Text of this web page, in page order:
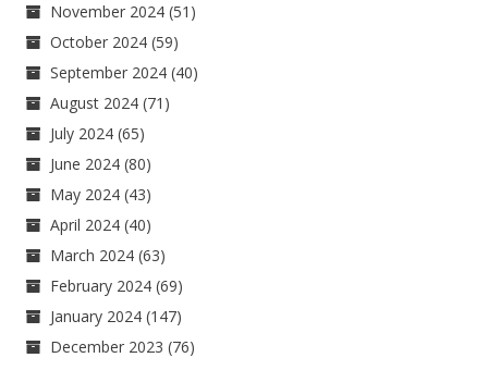
November 2024 (51)
October 2024 (59)
September 2024 (40)
August 2024 (71)
July 2024 (65)
June 2024 (80)
May 2024 (43)
April 2024 (40)
March 2024 (63)
February 2024 (69)
January 2024 (147)
December 2023 (76)